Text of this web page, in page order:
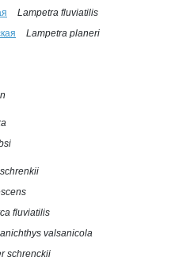
Lampetra fluviatilis
Lampetra planeri
fluviatilis
valsanicola
schrenckii